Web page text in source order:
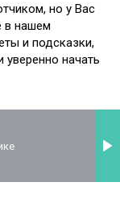
но у Вас
в нашем
и подсказки,
начать